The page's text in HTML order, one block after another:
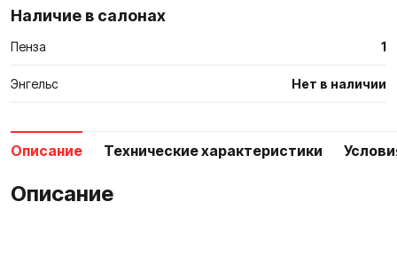
Наличие в салонах
Пенза 1
Энгельс Нет в наличии
Описание Технические характеристики
Описание